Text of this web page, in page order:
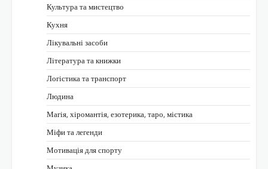
Культура та мистецтво
Кухня
Лікувальні засоби
Література та книжки
Логістика та транспорт
Людина
Магія, хіромантія, езотерика, таро, містика
Міфи та легенди
Мотивація для спорту